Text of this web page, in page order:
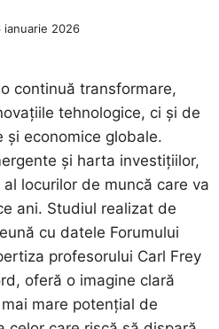
ianuarie 2026
continuă transformare,
tehnologice, ci și de
și economice globale.
și harta investițiilor,
locurilor de muncă care va
ani. Studiul realizat de
cu datele Forumului
profesorului Carl Frey
oferă o imagine clară
mare potențial de